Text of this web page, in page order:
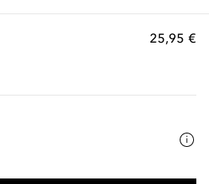
25,95 €